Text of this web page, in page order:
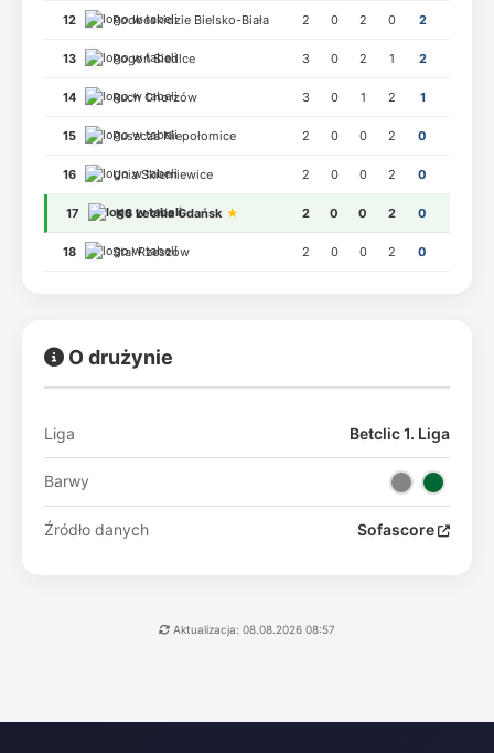
12 Podbeskidzie Bielsko-Biała 2 0 2 0 2
13 Pogoń Siedlce 3 0 2 1 2
14 Ruch Chorzów 3 0 1 2 1
15 Puszcza Niepołomice 2 0 0 2 0
16 Unia Skierniewice 2 0 0 2 0
17 KS Lechia Gdańsk ★ 2 0 0 2 0
18 Stal Rzeszów 2 0 0 2 0
O drużynie
Liga Betclic 1. Liga
Barwy
Źródło danych Sofascore
Aktualizacja: 08.08.2026 08:57